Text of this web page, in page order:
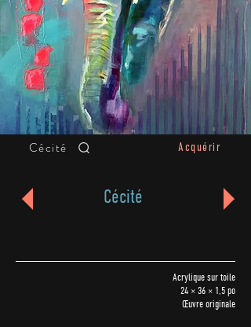
Cécité Acquérir
Cécité
Acrylique sur toile
24 × 36 × 1,5 po
Œuvre originale